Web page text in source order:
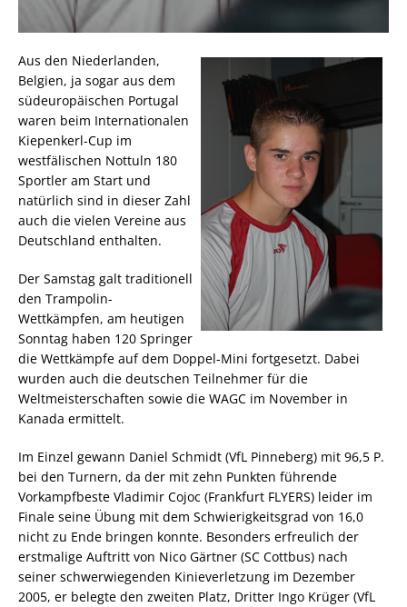
Aus den Niederlanden,
Belgien, ja sogar aus dem
südeuropäischen Portugal
waren beim Internationalen
Kiepenkerl-Cup im
westfälischen Nottuln 180
Sportler am Start und
natürlich sind in dieser Zahl
auch die vielen Vereine aus
Deutschland enthalten.
Der Samstag galt traditionell
den Trampolin-
Wettkämpfen, am heutigen
Sonntag haben 120 Springer
die Wettkämpfe auf dem Doppel-Mini fortgesetzt. Dabei
wurden auch die deutschen Teilnehmer für die
Weltmeisterschaften sowie die WAGC im November in
Kanada ermittelt.
Im Einzel gewann Daniel Schmidt (VfL Pinneberg) mit 96,5 P.
bei den Turnern, da der mit zehn Punkten führende
Vorkampfbeste Vladimir Cojoc (Frankfurt FLYERS) leider im
Finale seine Übung mit dem Schwierigkeitsgrad von 16,0
nicht zu Ende bringen konnte. Besonders erfreulich der
erstmalige Auftritt von Nico Gärtner (SC Cottbus) nach
seiner schwerwiegenden Kinieverletzung im Dezember
2005, er belegte den zweiten Platz, Dritter Ingo Krüger (VfL